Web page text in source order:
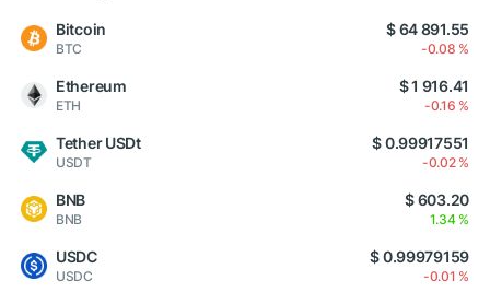
Bitcoin
BTC
$ 64 891.55
-0.08 %
Ethereum
ETH
$ 1 916.41
-0.16 %
Tether USDt
USDT
$ 0.99917551
-0.02 %
BNB
BNB
$ 603.20
1.34 %
USDC
USDC
$ 0.99979159
-0.01 %